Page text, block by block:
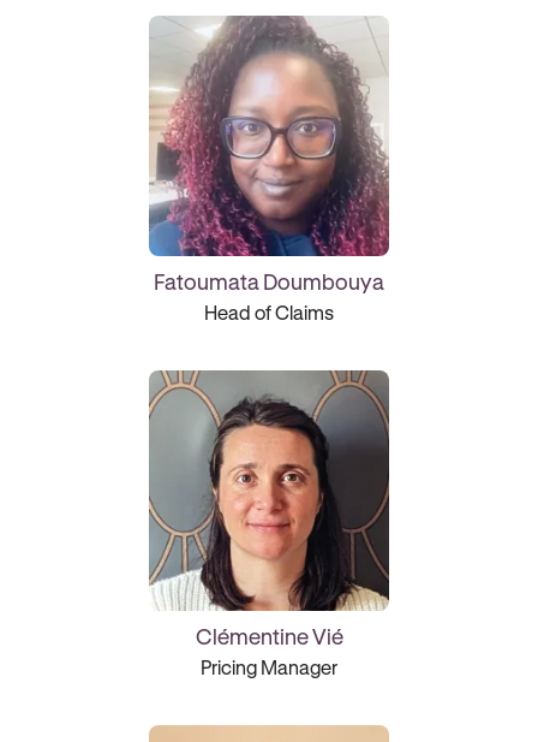
Fatoumata Doumbouya
Head of Claims
Clémentine Vié
Pricing Manager